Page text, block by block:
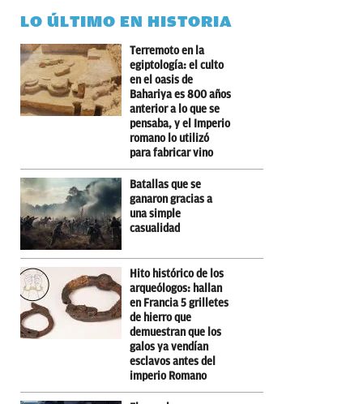
LO ÚLTIMO EN HISTORIA
Terremoto en la
egiptología: el culto
en el oasis de
Bahariya es 800 años
anterior a lo que se
pensaba, y el Imperio
romano lo utilizó
para fabricar vino
Batallas que se
ganaron gracias a
una simple
casualidad
Hito histórico de los
arqueólogos: hallan
en Francia 5 grilletes
de hierro que
demuestran que los
galos ya vendían
esclavos antes del
imperio Romano